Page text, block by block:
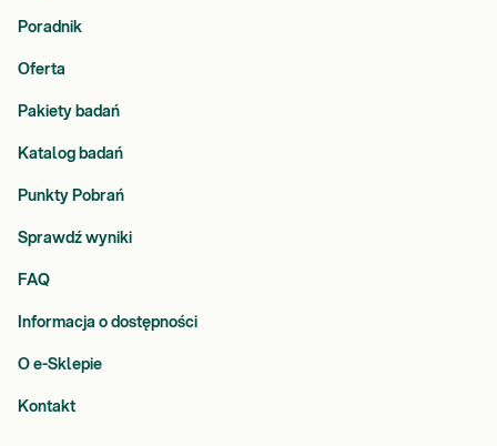
Poradnik
Oferta
Pakiety badań
Katalog badań
Punkty Pobrań
Sprawdź wyniki
FAQ
Informacja o dostępności
O e-Sklepie
Kontakt